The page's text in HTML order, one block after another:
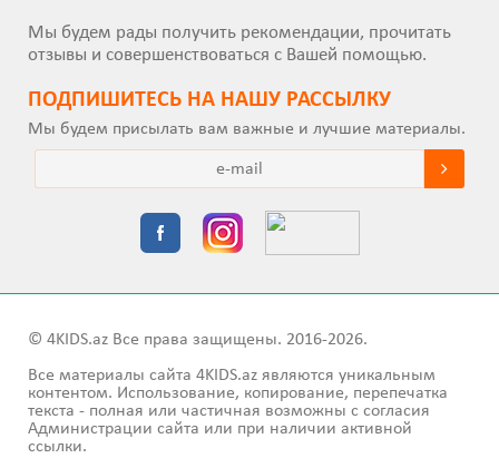
Мы будем рады получить рекомендации, прочитать
отзывы и совершенствоваться с Вашей помощью.
ПОДПИШИТEСЬ НА НАШУ РАССЫЛКУ
Мы будем присылать вам важные и лучшие материалы.
© 4KIDS.az Все права защищены. 2016-2026.
Все материалы сайта 4KIDS.az являются уникальным
контентом. Использование, копирование, перепечатка
текста - полная или частичная возможны с согласия
Администрации сайта или при наличии активной
ссылки.